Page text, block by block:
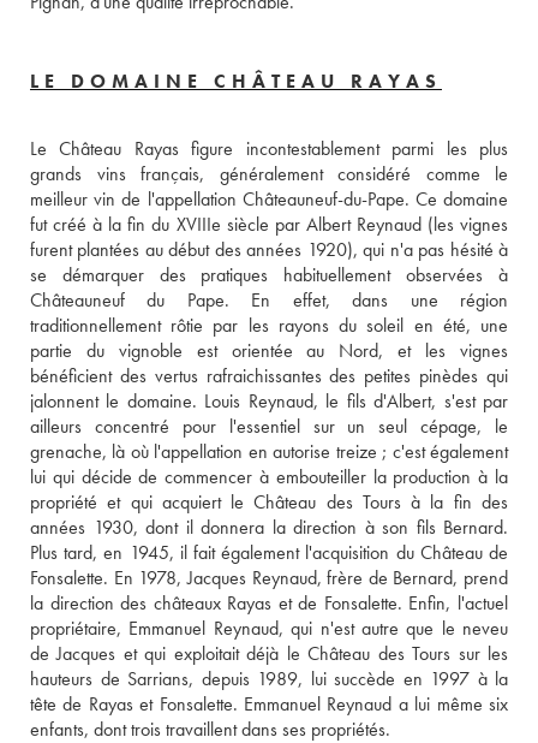
LE DOMAINE CHÂTEAU RAYAS
Le Château Rayas figure incontestablement parmi les plus
grands vins français, généralement considéré comme le
meilleur vin de l'appellation Châteauneuf-du-Pape. Ce domaine
fut créé à la fin du XVIIIe siècle par Albert Reynaud (les vignes
furent plantées au début des années 1920), qui n'a pas hésité à
se démarquer des pratiques habituellement observées à
Châteauneuf du Pape. En effet, dans une région
traditionnellement rôtie par les rayons du soleil en été, une
partie du vignoble est orientée au Nord, et les vignes
bénéficient des vertus rafraichissantes des petites pinèdes qui
jalonnent le domaine. Louis Reynaud, le fils d'Albert, s'est par
ailleurs concentré pour l'essentiel sur un seul cépage, le
grenache, là où l'appellation en autorise treize ; c'est également
lui qui décide de commencer à embouteiller la production à la
propriété et qui acquiert le Château des Tours à la fin des
années 1930, dont il donnera la direction à son fils Bernard.
Plus tard, en 1945, il fait également l'acquisition du Château de
Fonsalette. En 1978, Jacques Reynaud, frère de Bernard, prend
la direction des châteaux Rayas et de Fonsalette. Enfin, l'actuel
propriétaire, Emmanuel Reynaud, qui n'est autre que le neveu
de Jacques et qui exploitait déjà le Château des Tours sur les
hauteurs de Sarrians, depuis 1989, lui succède en 1997 à la
tête de Rayas et Fonsalette. Emmanuel Reynaud a lui même six
enfants, dont trois travaillent dans ses propriétés.